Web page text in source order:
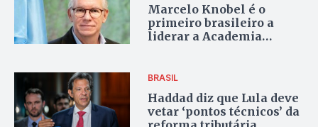
Marcelo Knobel é o
primeiro brasileiro a
liderar a Academia
BRASIL
Haddad diz que Lula deve
vetar ‘pontos técnicos’ da